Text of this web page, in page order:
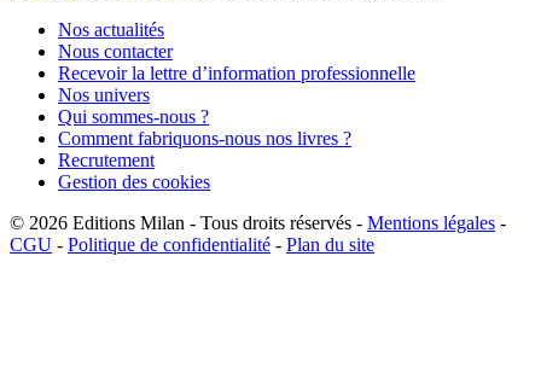
Nos actualités
Nous contacter
Recevoir la lettre d’information professionnelle
Nos univers
Qui sommes-nous ?
Comment fabriquons-nous nos livres ?
Recrutement
Gestion des cookies
© 2026 Editions Milan - Tous droits réservés - Mentions légales -
CGU - Politique de confidentialité - Plan du site